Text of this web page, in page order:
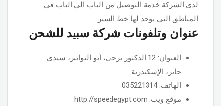
لدى الشركة خدمة التوصيل من الباب الي الباب في
المناطق التي يوجد لها خط السير .
عنوان وتلفونات شركة سبيد للشحن
العنوان: 12 الدكتور برجي، أبو النواتير، سيدي
جابر، الإسكندرية
الهاتف: 035221314
موقع ويب: http://speedegypt.com